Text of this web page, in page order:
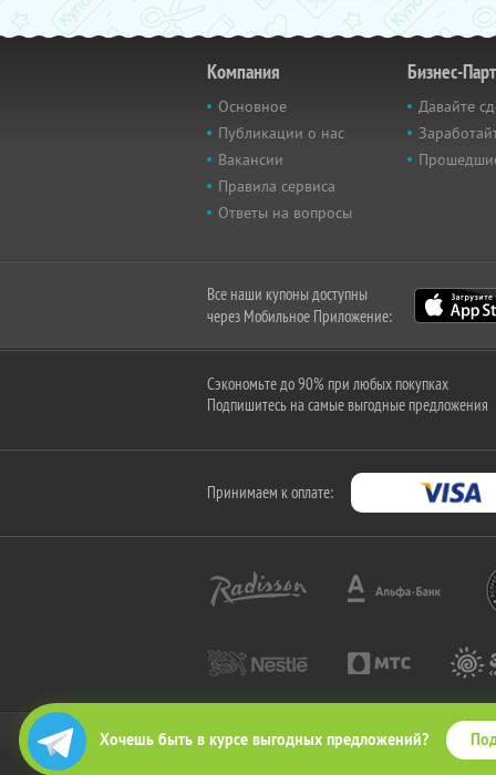
Хочешь быть в курсе выгодных предложений?
Компания
Основное
Публикации о нас
Вакансии
Правила сервиса
Ответы на вопросы
Бизнес-
Давайте
Все наши купоны доступны
через Мобильное Приложение:
Сэкономьте до 90% при любых покупках
Подпишитесь на самые выгодные предложения
Принимаем к оплате:
2010-2026 © КупиКупон. Все права защищены.
Все права на товарный знак "КупиКупон" и на